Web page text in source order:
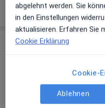
Mehr
Erfahrungen
abgelehnt werden. Sie
in den Einstellungen
aktualisieren. Erfahren Sie
Cookie Erklärung
Cookie-
Ablehnen